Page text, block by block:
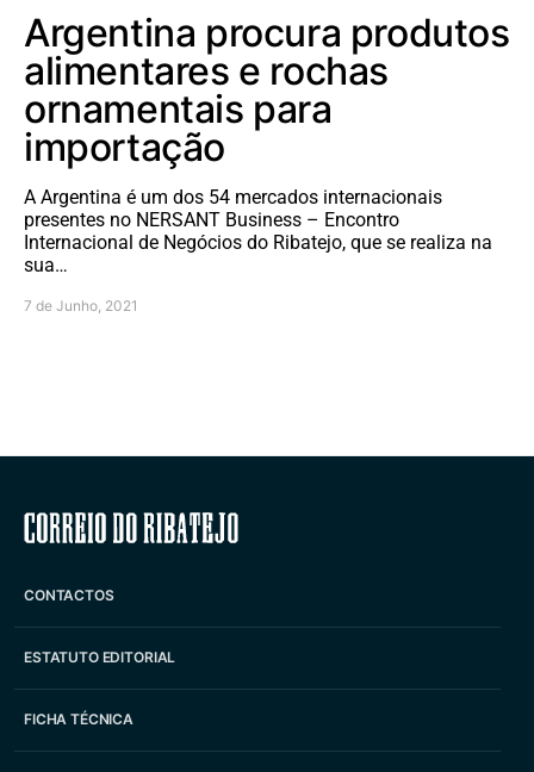
Argentina procura produtos
alimentares e rochas
ornamentais para
importação
A Argentina é um dos 54 mercados internacionais
presentes no NERSANT Business – Encontro
Internacional de Negócios do Ribatejo, que se realiza na
sua…
7 de Junho, 2021
Correio do Ribatejo
CONTACTOS
ESTATUTO EDITORIAL
FICHA TÉCNICA